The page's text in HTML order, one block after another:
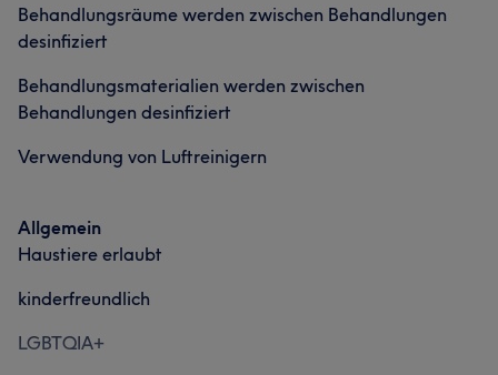
Behandlungsräume werden zwischen Behandlungen
desinfiziert
Behandlungsmaterialien werden zwischen
Behandlungen desinfiziert
Verwendung von Luftreinigern
Allgemein
Haustiere erlaubt
kinderfreundlich
LGBTQIA+